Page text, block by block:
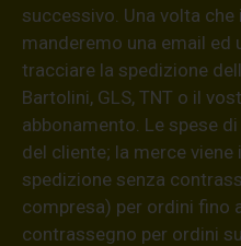
successivo. Una volta
manderemo una email ed
tracciare la spedizione
Bartolini, GLS, TNT o il
abbonamento. Le spese
del cliente; la merce
spedizione senza
compresa) per ordini fino
contrassegno per ordini